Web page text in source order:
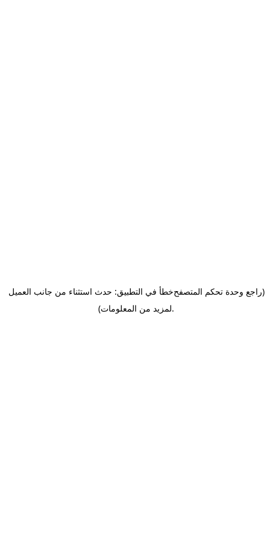
خطأ في التطبيق: حدث استثناء من جانب العميل(راجع وحدة تحكم المتصفح
لمزيد من المعلومات).